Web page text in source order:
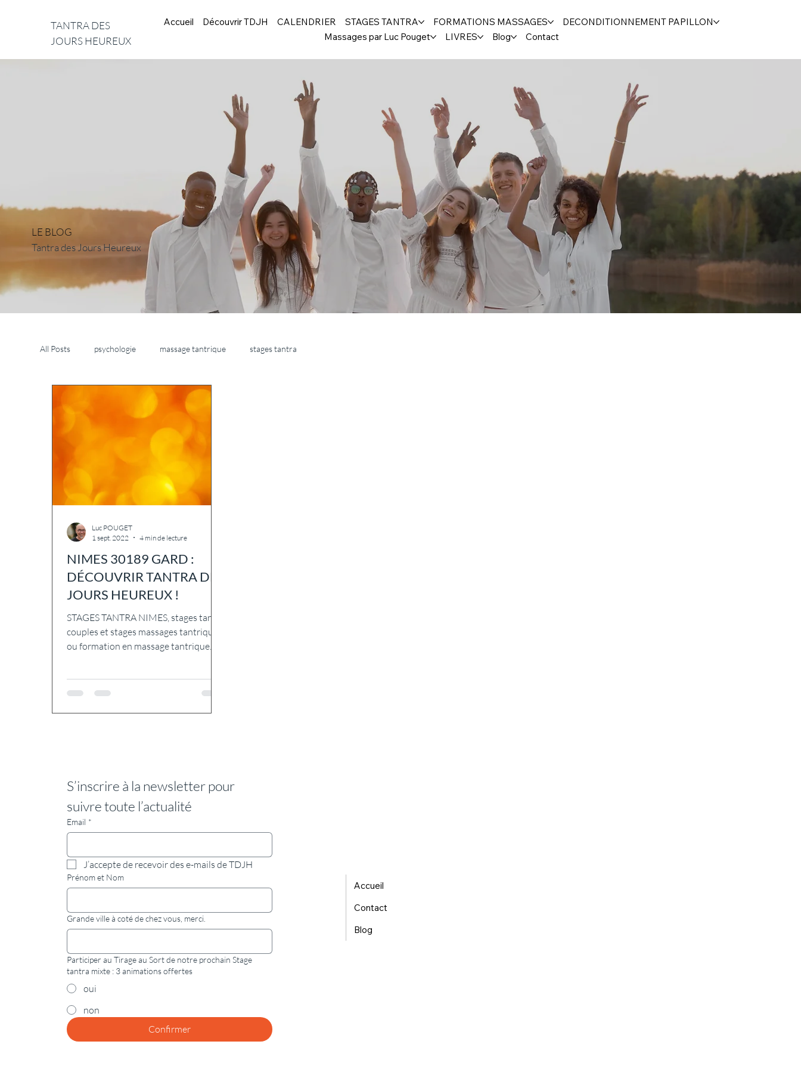
TANTRA DES
JOURS HEUREUX
Accueil Découvrir TDJH CALENDRIER STAGES TANTRA FORMATIONS MASSAGES
DECONDITIONNEMENT PAPILLON
Massages par Luc Pouget
LIVRES Blog Contact
LE BLOG
Tantra des Jours Heureux
All Posts psychologie massage tantrique stages tantra
NIMES 30189 GARD :
DÉCOUVRIR TANTRA DES
JOURS HEUREUX !
STAGES TANTRA NIMES, stages tantra
couples et stages massages tantriques
ou formation en massage tantrique
Luc POUGET
1 sept. 2022
4 min de lecture
S’inscrire à la newsletter pour
suivre toute l’actualité
Email *
J’accepte de recevoir des e-mails de TDJH
Prénom et Nom
Grande ville à coté de chez vous, merci.
Participer au Tirage au Sort de notre prochain Stage
tantra mixte : 3 animations offertes
oui
non
Confirmer
Accueil
Contact
Blog